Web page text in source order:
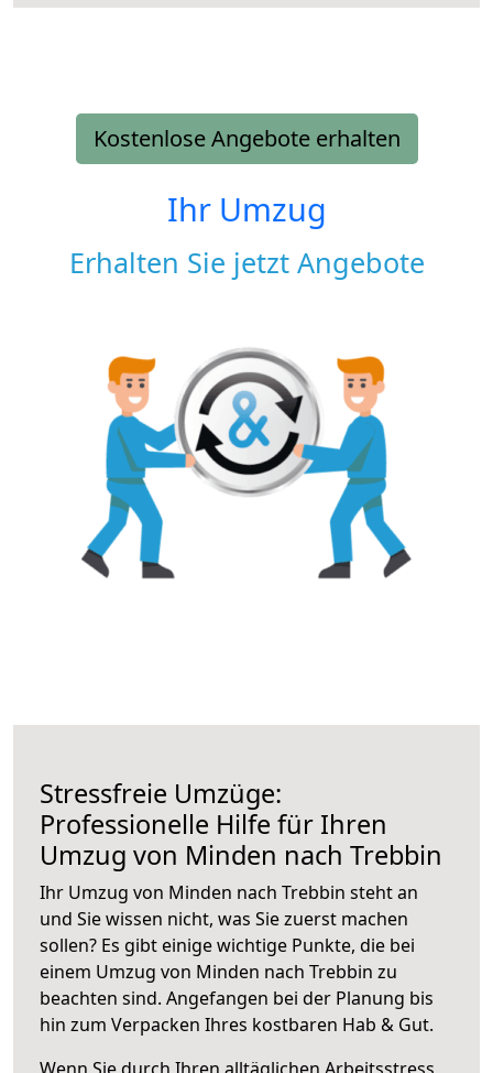
Kostenlose Angebote erhalten
Ihr Umzug
Erhalten Sie jetzt Angebote
Stressfreie Umzüge:
Professionelle Hilfe für Ihren
Umzug von Minden nach Trebbin
Ihr Umzug von Minden nach Trebbin steht an
und Sie wissen nicht, was Sie zuerst machen
sollen? Es gibt einige wichtige Punkte, die bei
einem Umzug von Minden nach Trebbin zu
beachten sind. Angefangen bei der Planung bis
hin zum Verpacken Ihres kostbaren Hab & Gut.